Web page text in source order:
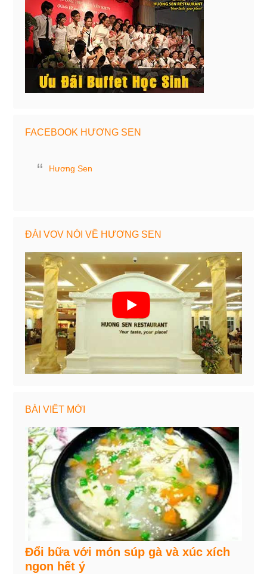
FACEBOOK HƯƠNG SEN
Hương Sen
ĐÀI VOV NÓI VỀ HƯƠNG SEN
BÀI VIẾT MỚI
Đổi bữa với món súp gà và xúc xích
ngon hết ý